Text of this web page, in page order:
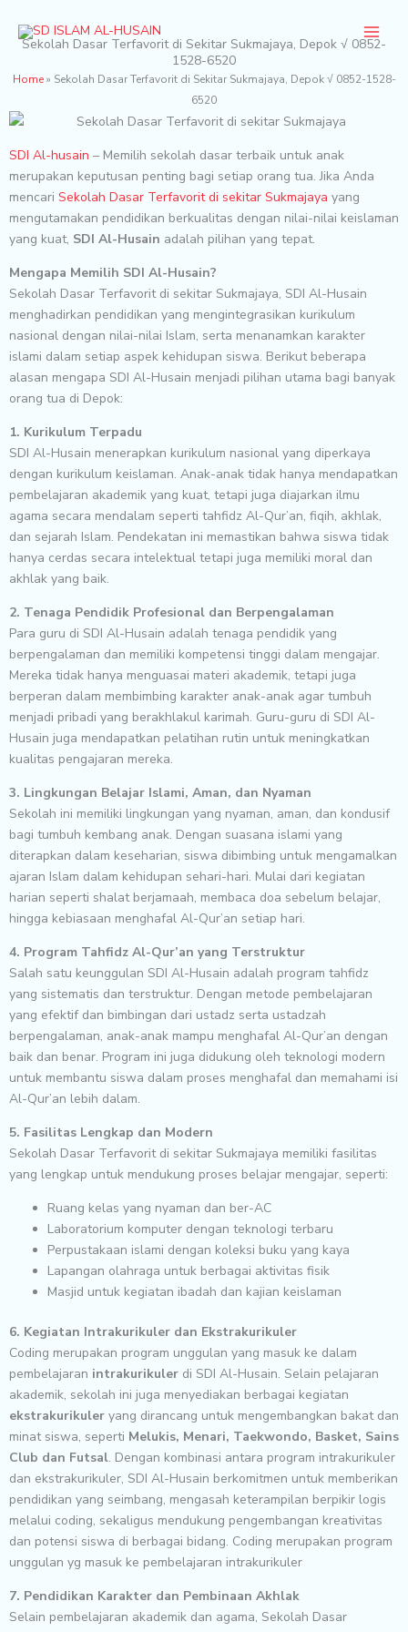
contentSekolah Dasar Terfavorit di Sekitar Sukmajaya, Depok √ 0852-
1528-6520
Home» Sekolah Dasar Terfavorit di Sekitar Sukmajaya, Depok √ 0852-1528-
6520
SDI Al-husain – Memilih sekolah dasar terbaik untuk anak
merupakan keputusan penting bagi setiap orang tua. Jika Anda
mencari Sekolah Dasar Terfavorit di sekitar Sukmajaya yang
mengutamakan pendidikan berkualitas dengan nilai-nilai keislaman
yang kuat, SDI Al-Husain adalah pilihan yang tepat.
Mengapa Memilih SDI Al-Husain?
Sekolah Dasar Terfavorit di sekitar Sukmajaya, SDI Al-Husain
menghadirkan pendidikan yang mengintegrasikan kurikulum
nasional dengan nilai-nilai Islam, serta menanamkan karakter
islami dalam setiap aspek kehidupan siswa. Berikut beberapa
alasan mengapa SDI Al-Husain menjadi pilihan utama bagi banyak
orang tua di Depok:
1. Kurikulum Terpadu
SDI Al-Husain menerapkan kurikulum nasional yang diperkaya
dengan kurikulum keislaman. Anak-anak tidak hanya mendapatkan
pembelajaran akademik yang kuat, tetapi juga diajarkan ilmu
agama secara mendalam seperti tahfidz Al-Qur’an, fiqih, akhlak,
dan sejarah Islam. Pendekatan ini memastikan bahwa siswa tidak
hanya cerdas secara intelektual tetapi juga memiliki moral dan
akhlak yang baik.
2. Tenaga Pendidik Profesional dan Berpengalaman
Para guru di SDI Al-Husain adalah tenaga pendidik yang
berpengalaman dan memiliki kompetensi tinggi dalam mengajar.
Mereka tidak hanya menguasai materi akademik, tetapi juga
berperan dalam membimbing karakter anak-anak agar tumbuh
menjadi pribadi yang berakhlakul karimah. Guru-guru di SDI Al-
Husain juga mendapatkan pelatihan rutin untuk meningkatkan
kualitas pengajaran mereka.
3. Lingkungan Belajar Islami, Aman, dan Nyaman
Sekolah ini memiliki lingkungan yang nyaman, aman, dan kondusif
bagi tumbuh kembang anak. Dengan suasana islami yang
diterapkan dalam keseharian, siswa dibimbing untuk mengamalkan
ajaran Islam dalam kehidupan sehari-hari. Mulai dari kegiatan
harian seperti shalat berjamaah, membaca doa sebelum belajar,
hingga kebiasaan menghafal Al-Qur’an setiap hari.
4. Program Tahfidz Al-Qur’an yang Terstruktur
Salah satu keunggulan SDI Al-Husain adalah program tahfidz
yang sistematis dan terstruktur. Dengan metode pembelajaran
yang efektif dan bimbingan dari ustadz serta ustadzah
berpengalaman, anak-anak mampu menghafal Al-Qur’an dengan
baik dan benar. Program ini juga didukung oleh teknologi modern
untuk membantu siswa dalam proses menghafal dan memahami isi
Al-Qur’an lebih dalam.
5. Fasilitas Lengkap dan Modern
Sekolah Dasar Terfavorit di sekitar Sukmajaya memiliki fasilitas
yang lengkap untuk mendukung proses belajar mengajar, seperti:
Ruang kelas yang nyaman dan ber-AC
Laboratorium komputer dengan teknologi terbaru
Perpustakaan islami dengan koleksi buku yang kaya
Lapangan olahraga untuk berbagai aktivitas fisik
Masjid untuk kegiatan ibadah dan kajian keislaman
6. Kegiatan Intrakurikuler dan Ekstrakurikuler
Coding merupakan program unggulan yang masuk ke dalam
pembelajaran intrakurikuler di SDI Al-Husain. Selain pelajaran
akademik, sekolah ini juga menyediakan berbagai kegiatan
ekstrakurikuler yang dirancang untuk mengembangkan bakat dan
minat siswa, seperti Melukis, Menari, Taekwondo, Basket, Sains
Club dan Futsal. Dengan kombinasi antara program intrakurikuler
dan ekstrakurikuler, SDI Al-Husain berkomitmen untuk memberikan
pendidikan yang seimbang, mengasah keterampilan berpikir logis
melalui coding, sekaligus mendukung pengembangan kreativitas
dan potensi siswa di berbagai bidang. Coding merupakan program
unggulan yg masuk ke pembelajaran intrakurikuler
7. Pendidikan Karakter dan Pembinaan Akhlak
Selain pembelajaran akademik dan agama, Sekolah Dasar